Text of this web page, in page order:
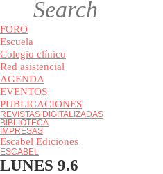
FORO
Escuela
Colegio clínico
Red asistencial
AGENDA
EVENTOS
PUBLICACIONES
REVISTAS DIGITALIZADAS
BIBLIOTECA
IMPRESAS
Escabel Ediciones
ESCABEL